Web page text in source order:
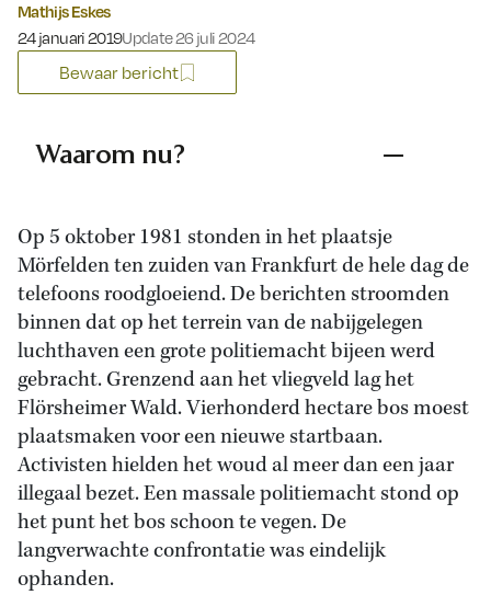
Mathijs Eskes
Gepubliceerd op:
24 januari 2019Update 26 juli 2024
Bewaar bericht
Waarom nu?
Op 5 oktober 1981 stonden in het plaatsje
Mörfelden ten zuiden van Frankfurt de hele dag de
telefoons roodgloeiend. De berichten stroomden
binnen dat op het terrein van de nabijgelegen
luchthaven een grote politiemacht bijeen werd
gebracht. Grenzend aan het vliegveld lag het
Flörsheimer Wald. Vierhonderd hectare bos moest
plaatsmaken voor een nieuwe startbaan.
Activisten hielden het woud al meer dan een jaar
illegaal bezet. Een massale politiemacht stond op
het punt het bos schoon te vegen. De
langverwachte confrontatie was eindelijk
ophanden.